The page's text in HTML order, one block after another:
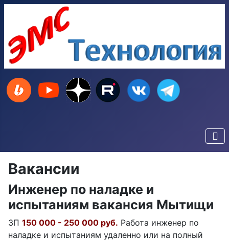
Вакансии
Инженер по наладке и
испытаниям вакансия Мытищи
ЗП 150 000 - 250 000 руб. Работа инженер по
наладке и испытаниям удаленно или на полный